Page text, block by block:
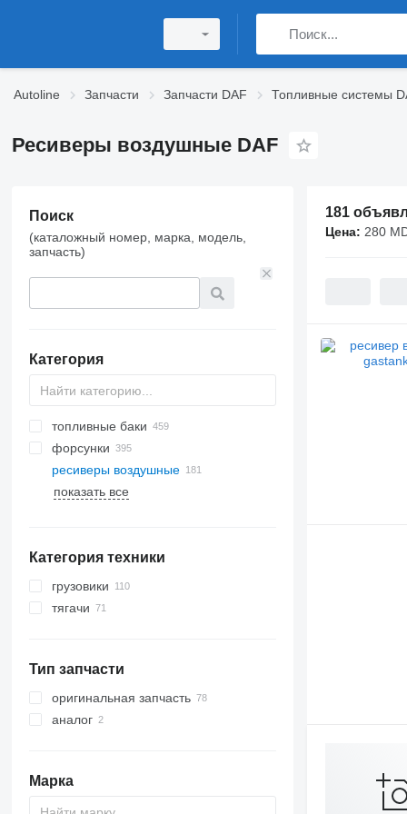
Autoline Запчасти Запчасти DAF Топливные системы
Ресиверы воздушные DAF
Поиск
(каталожный номер, марка, модель,
запчасть)
Категория
топливные баки
форсунки
ресиверы воздушные
показать все
Категория техники
грузовики
тягачи
Тип запчасти
оригинальная запчасть
аналог
Марка
181
Цена: 280